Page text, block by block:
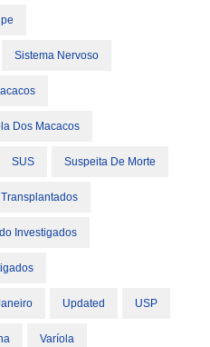
Sistema Nervoso
Dos Macacos
SUS Suspeita De Morte
Transplantados
Investigados
Updated USP
Varíola